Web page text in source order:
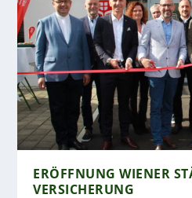
ERÖFFNUNG WIENER
VERSICHERUNG